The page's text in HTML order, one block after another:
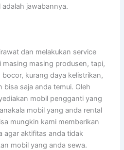
jawabannya.
dan melakukan service
masing masing produsen, tapi,
kurang daya kelistrikan,
bisa saja anda temui. Oleh
mobil pengganti yang
mobil yang anda rental
mungkin kami memberikan
agar aktifitas anda tidak
mobil yang anda sewa.